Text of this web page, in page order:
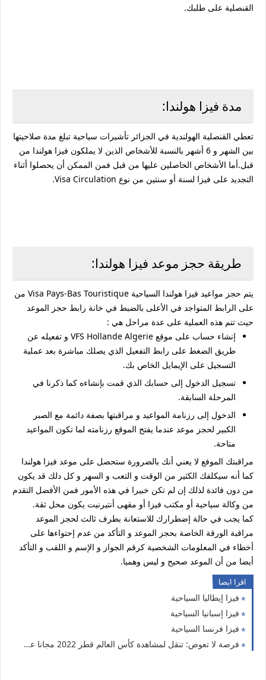
القنصلية على طلبك.
مدة فيزا هولندا:
تعطي القنصلية الهولندية في الجزائر تأشيرات سياحية تبلغ مدة صلاحيتها
بين الشهر و 6 أشهر بالنسبة للأشخاص الذين لا يملكون فيزا هولندا من
قبل.أما الأشخاص الحاصلين عليها من قبل فمن الممكن أن يحصلوا أثناء
التجديد على فيزا لسنة أو سنتين من نوع Visa Circulation.
طريقة حجز موعد فيزا هولندا:
يتم حجز مواعيد فيزا هولندا السياحية Visa Pays-Bas Touristique من
على الرابط المتواجد في الأعلى بالضبط في خانة رابط حجز الموعد
حيث تتم هذه العملية على عدة مراحل هي :
إنشاء حساب على موقع VFS Hollande Algerie و تفعيله عن
طريق الضغط على رابط التفعيل الذي يصلك مباشرة بعد عملية
التسجيل على الإيمايل الخاص بك.
تسجيل الدخول إلى حسابك الذي قمت بإنشاءه كما ذكرنا في
المرحلة السابقة.
الدخول إلى رزنامة المواعيد و مراقبتها بصفة دائمة مع الصبر
الكبير لحجز موعد عندما يفتح الموقع رزنامته لما تكون المواعيد
متاحة.
مراقبتك الموفع لا يعني أنك بالضرورة ستحصل على موعد فيزا هولندا
كما أنه سيكلفك الكثير من الوقت و التعب و السهر و كل دلك قد يكون
من دون فائدة لذلك إن لم تكن خبيرا في هذه الأمور فمن الأفضل التقدم
من وكالة سياحية أو مكتب فيزا أو مقهى أنتيرنيت يكون محل ثقة.
كما يجب في حالة إضطرارك للاستعانة بطرف ثالث لحجز الموعد
مراقبة الورقة الخاصة بحجز الموعد و التأكد من عدم إحتواءها على
أخطاء في المعلومات الشخصية كرقم الجواز و الإسم و اللقب و التأكد
أيضا من أن الموعد صحيح و ليس وهميا.
اقرا ايضا
فيزا إيطاليا السياحية
فيزا إسبانيا السياحية
فيزا فرنسا السياحية
فرصة لا تعوض: تنقل لمشاهدة كأس العالم قطر 2022 مجانا عن طريق التطوع